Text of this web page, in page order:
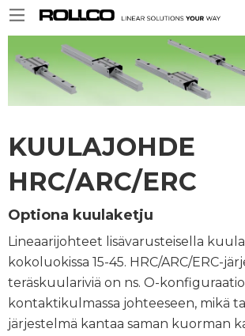
KUULAJOHDE
HRC/ARC/ERC
Optiona kuulaketju
Lineaarijohteet lisävarusteisella
kokoluokissa 15-45. HRC/ARC/ERC-
teräskuulariviä on ns. O-
kontaktikulmassa johteeseen, mikä
järjestelmä kantaa saman kuorman